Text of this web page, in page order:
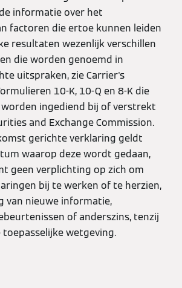
informatie over het
factoren die ertoe kunnen leiden
resultaten wezenlijk verschillen
die worden genoemd in
uitspraken, zie Carrier's
10-K, 10-Q en 8-K die
ingediend bij of verstrekt
and Exchange Commission.
gerichte verklaring geldt
waarop deze wordt gedaan,
geen verplichting op zich om
bij te werken of te herzien,
van nieuwe informatie,
of anderszins, tenzij
wetgeving.